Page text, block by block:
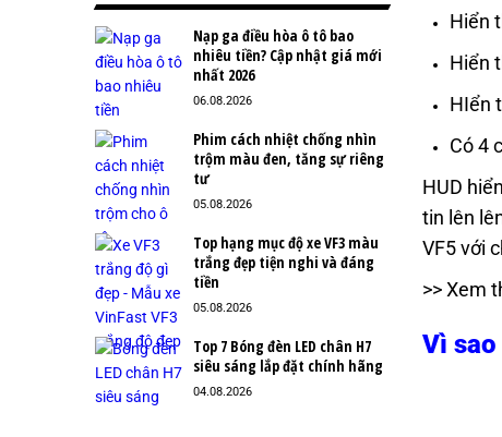
Hiển
Hiển
HIển
Có 4
HUD
tin lên
VF5 với
>> Xem
Vì
Nạp ga điều hòa ô tô bao
nhiêu tiền? Cập nhật giá mới
nhất 2026
06.08.2026
Phim cách nhiệt chống nhìn
trộm màu đen, tăng sự riêng
tư
05.08.2026
Top hạng mục độ xe VF3 màu
trắng đẹp tiện nghi và đáng
tiền
05.08.2026
Top 7 Bóng đèn LED chân H7
siêu sáng lắp đặt chính hãng
04.08.2026